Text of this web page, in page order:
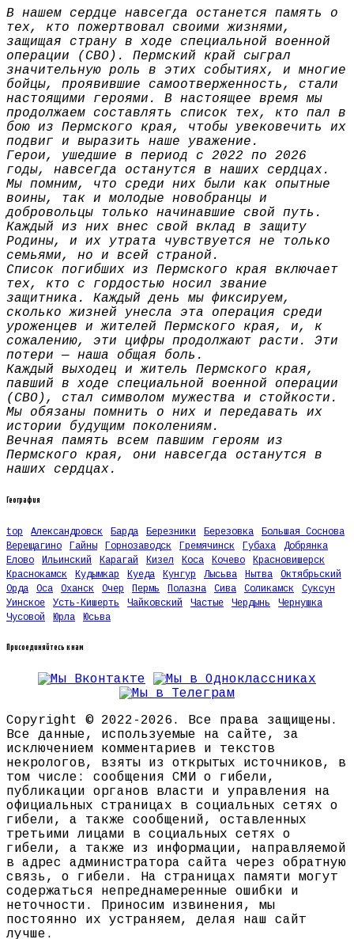
В нашем сердце навсегда останется память о
тех, кто пожертвовал своими жизнями,
защищая страну в ходе специальной военной
операции (СВО). Пермский край сыграл
значительную роль в этих событиях, и многие
бойцы, проявившие самоотверженность, стали
настоящими героями. В настоящее время мы
продолжаем составлять список тех, кто пал в
бою из Пермского края, чтобы увековечить их
подвиг и выразить наше уважение.
Герои, ушедшие в период с 2022 по 2026
годы, навсегда останутся в наших сердцах.
Мы помним, что среди них были как опытные
воины, так и молодые новобранцы и
добровольцы только начинавшие свой путь.
Каждый из них внес свой вклад в защиту
Родины, и их утрата чувствуется не только
семьями, но и всей страной.
Список погибших из Пермского края включает
тех, кто с гордостью носил звание
защитника. Каждый день мы фиксируем,
сколько жизней унесла эта операция среди
уроженцев и жителей Пермского края, и, к
сожалению, эти цифры продолжают расти. Эти
потери — наша общая боль.
Каждый выходец и житель Пермского края,
павший в ходе специальной военной операции
(СВО), стал символом мужества и стойкости.
Мы обязаны помнить о них и передавать их
истории будущим поколениям.
Вечная память всем павшим героям из
Пермского края, они навсегда останутся в
наших сердцах.
География
top Александровск Барда Березники Березовка
Большая Соснова
Верещагино
Гайны Горнозаводск Гремячинск Губаха
Добрянка
Елово
Ильинский Карагай Кизел Коса Кочево
Красновишерск
Краснокамск
Кудымкар Куеда Кунгур Лысьва Нытва
Октябрьский
Орда
Оса Оханск Очер Пермь Полазна Сива Соликамск
Суксун
Уинское
Усть-Кишерть Чайковский Частые Чердынь
Чернушка
Чусовой
Юрла Юсьва
Присоединяйтесь к нам
Copyright © 2022-2026. Все права защищены.
Все данные, используемые на сайте, за
исключением комментариев и текстов
некрологов, взяты из открытых источников, в
том числе: сообщения СМИ о гибели,
публикации органов власти и управления на
официальных страницах в социальных сетях о
гибели, а также сообщений, оставленных
третьими лицами в социальных сетях о
гибели, а также из информации, направляемой
в адрес администратора сайта через обратную
связь, о гибели. На страницах памяти могут
содержаться непреднамеренные ошибки и
неточности. Приносим извинения, мы
постоянно их устраняем, делая наш сайт
лучше.